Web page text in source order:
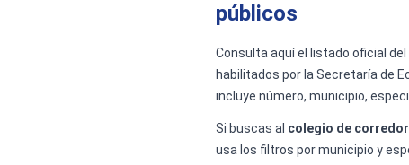
públicos
Consulta aquí el listado oficial
habilitados por la Secretaría de
incluye número, municipio,
Si buscas al colegio de
usa los filtros por municipio y